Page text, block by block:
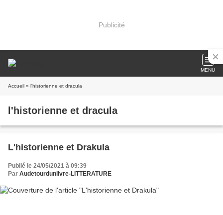
Publicité
MENU
Accueil » l'historienne et dracula
l'historienne et dracula
L'historienne et Drakula
Publié le 24/05/2021 à 09:39
Par Audetourdunlivre-LITTERATURE